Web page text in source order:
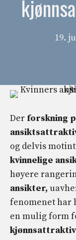
19.
Der forskning
og delvis
kvinnelige
høyere
ansikter,
fenomenet
en mulig form